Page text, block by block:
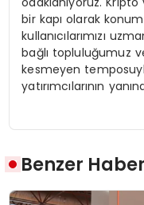
bir kapı olarak
kullanıcılarımızı
bağlı topluluğumuz
kesmeyen
yatırımcılarının
Benzer